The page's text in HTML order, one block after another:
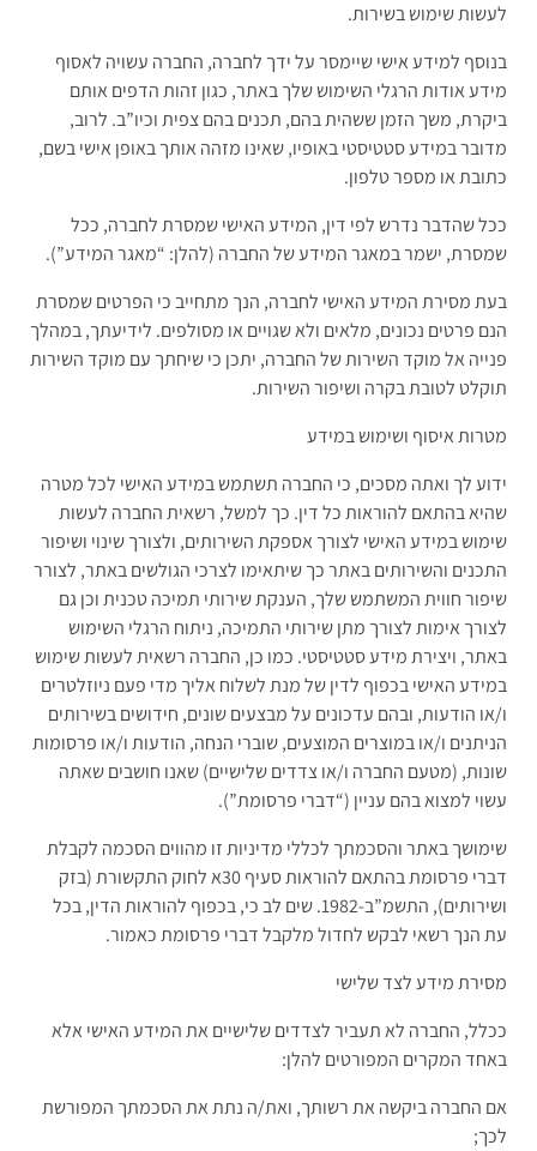
לעשות שימוש בשירות.
בנוסף למידע אישי שיימסר על ידך לחברה, החברה עשויה לאסוף
מידע אודות הרגלי השימוש שלך באתר, כגון זהות הדפים אותם
ביקרת, משך הזמן ששהית בהם, תכנים בהם צפית וכיו”ב. לרוב,
מדובר במידע סטטיסטי באופיו, שאינו מזהה אותך באופן אישי בשם,
כתובת או מספר טלפון.
ככל שהדבר נדרש לפי דין, המידע האישי שמסרת לחברה, ככל
שמסרת, ישמר במאגר המידע של החברה (להלן: “מאגר המידע”).
בעת מסירת המידע האישי לחברה, הנך מתחייב כי הפרטים שמסרת
הנם פרטים נכונים, מלאים ולא שגויים או מסולפים. לידיעתך, במהלך
פנייה אל מוקד השירות של החברה, יתכן כי שיחתך עם מוקד השירות
תוקלט לטובת בקרה ושיפור השירות.
מטרות איסוף ושימוש במידע
ידוע לך ואתה מסכים, כי החברה תשתמש במידע האישי לכל מטרה
שהיא בהתאם להוראות כל דין. כך למשל, רשאית החברה לעשות
שימוש במידע האישי לצורך אספקת השירותים, ולצורך שינוי ושיפור
התכנים והשירותים באתר כך שיתאימו לצרכי הגולשים באתר, לצורר
שיפור חווית המשתמש שלך, הענקת שירותי תמיכה טכנית וכן גם
לצורך אימות לצורך מתן שירותי התמיכה, ניתוח הרגלי השימוש
באתר, ויצירת מידע סטטיסטי. כמו כן, החברה רשאית לעשות שימוש
במידע האישי בכפוף לדין של מנת לשלוח אליך מדי פעם ניוזלטרים
ו/או הודעות, ובהם עדכונים על מבצעים שונים, חידושים בשירותים
הניתנים ו/או במוצרים המוצעים, שוברי הנחה, הודעות ו/או פרסומות
שונות, (מטעם החברה ו/או צדדים שלישיים) שאנו חושבים שאתה
עשוי למצוא בהם עניין (“דברי פרסומת”).
שימושך באתר והסכמתך לכללי מדיניות זו מהווים הסכמה לקבלת
דברי פרסומת בהתאם להוראות סעיף 30א לחוק התקשורת (בזק
ושירותים), התשמ”ב-1982. שים לב כי, בכפוף להוראות הדין, בכל
עת הנך רשאי לבקש לחדול מלקבל דברי פרסומת כאמור.
מסירת מידע לצד שלישי
ככלל, החברה לא תעביר לצדדים שלישיים את המידע האישי אלא
באחד המקרים המפורטים להלן:
אם החברה ביקשה את רשותך, ואת/ה נתת את הסכמתך המפורשת
לכך;